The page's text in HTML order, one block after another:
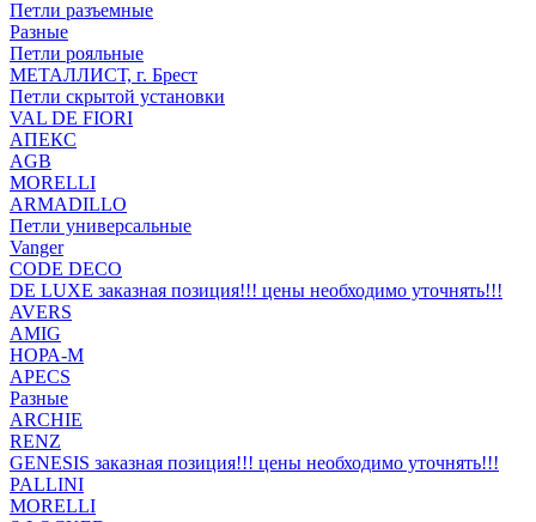
Петли разъемные
Разные
Петли рояльные
МЕТАЛЛИСТ, г. Брест
Петли скрытой установки
VAL DE FIORI
АПЕКС
AGB
MORELLI
ARMADILLO
Петли универсальные
Vanger
CODE DECO
DE LUXE заказная позиция!!! цены необходимо уточнять!!!
AVERS
AMIG
НОРА-М
APECS
Разные
ARCHIE
RENZ
GENESIS заказная позиция!!! цены необходимо уточнять!!!
PALLINI
MORELLI